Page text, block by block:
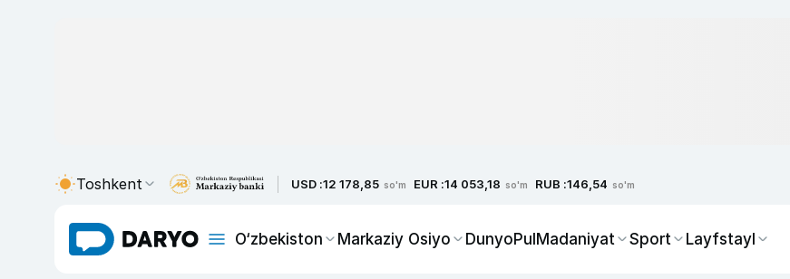
Toshkent USD :12 178,85 so'm EUR :14 053,18 so'm RUB :146,54 so'm
O‘zbekiston Markaziy Osiyo DunyoPulMadaniyat Sport Layfstayl